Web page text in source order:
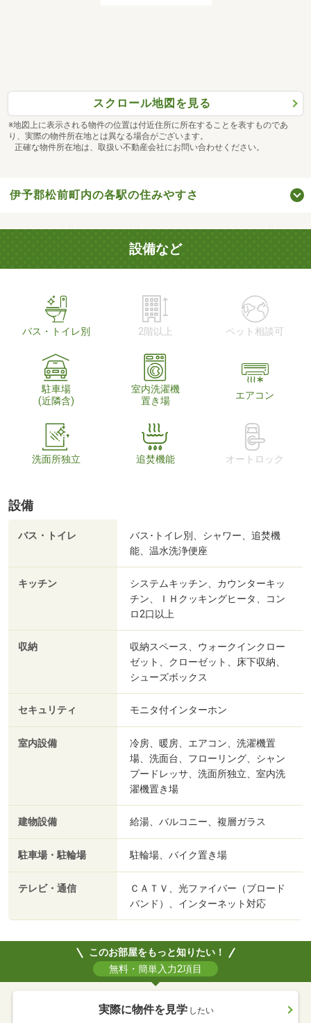
スクロール地図を見る
※地図上に表示される物件の位置は付近住所に所在することを表すものであ
り、実際の物件所在地とは異なる場合がございます。
正確な物件所在地は、取扱い不動産会社にお問い合わせください。
伊予郡松前町内の各駅の住みやすさ
設備など
バス・トイレ別 2階以上 ペット相談可
駐車場
(近隣含)
室内洗濯機
置き場
エアコン
洗面所独立 追焚機能 オートロック
設備
バス・トイレ
バス･トイレ別、シャワー、追焚機
能、温水洗浄便座
キッチン
システムキッチン、カウンターキッ
チン、ＩＨクッキングヒータ、コン
ロ2口以上
収納
収納スペース、ウォークインクロー
ゼット、クローゼット、床下収納、
シューズボックス
セキュリティ モニタ付インターホン
室内設備
冷房、暖房、エアコン、洗濯機置
場、洗面台、フローリング、シャン
プードレッサ、洗面所独立、室内洗
濯機置き場
建物設備 給湯、バルコニー、複層ガラス
駐車場・駐輪場 駐輪場、バイク置き場
テレビ・通信
ＣＡＴＶ、光ファイバー（ブロード
バンド）、インターネット対応
このお部屋をもっと知りたい！
無料・簡単入力2項目
実際に物件を見学 したい